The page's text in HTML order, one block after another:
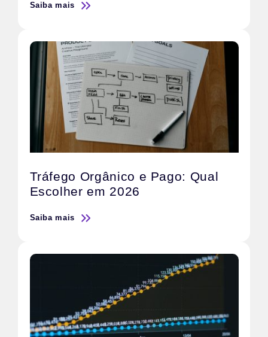
Saiba mais
Tráfego Orgânico e Pago: Qual
Escolher em 2026
Saiba mais